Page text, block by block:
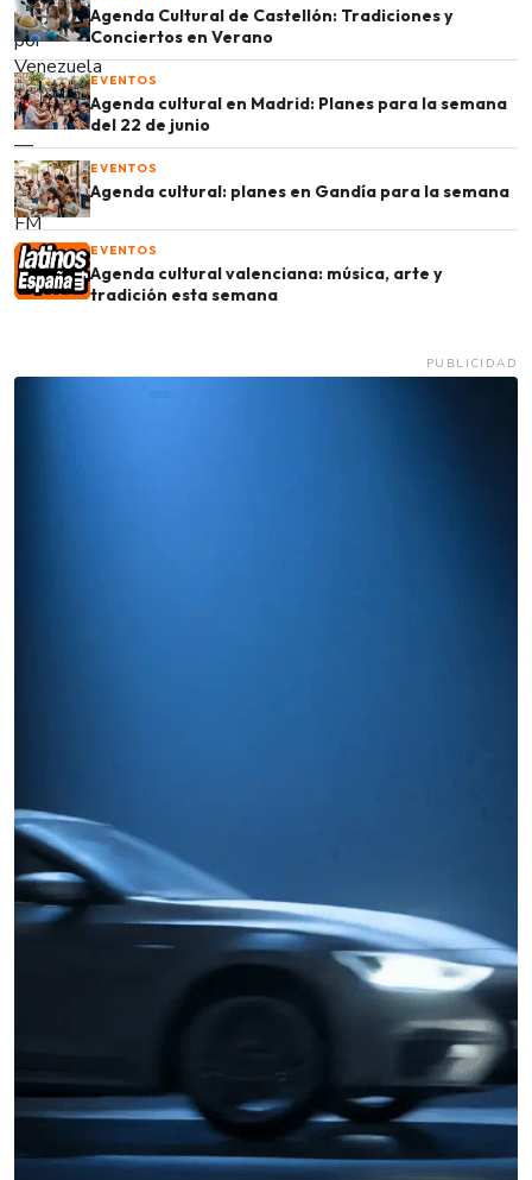
Agenda Cultural de Castellón: Tradiciones y
Conciertos en Verano
EVENTOS
Agenda cultural en Madrid: Planes para la semana
del 22 de junio
EVENTOS
Agenda cultural: planes en Gandía para la semana
EVENTOS
Agenda cultural valenciana: música, arte y
tradición esta semana
PUBLICIDAD